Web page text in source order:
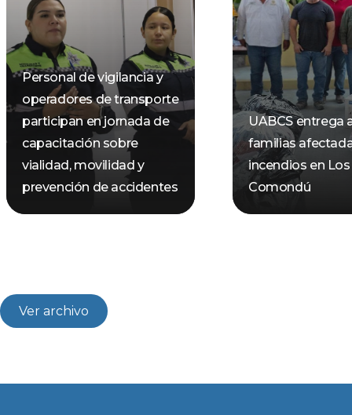
Personal de vigilancia y
operadores de transporte
participan en jornada de
capacitación sobre
vialidad, movilidad y
prevención de accidentes
UABCS entrega
familias
incendios en Los
Comondú
Ver archivo